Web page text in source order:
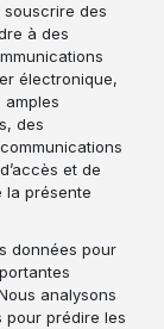
souscrire des
à des
électronique,
amples
des
et de
la présente
données pour
analysons
pour prédire les